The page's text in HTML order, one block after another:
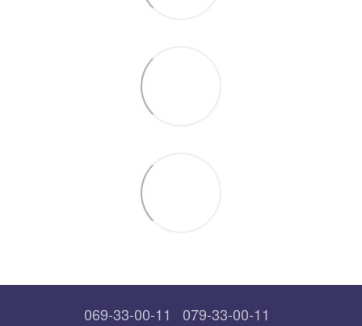
069-33-00-11 079-33-00-11